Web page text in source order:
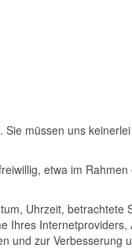
müssen uns
etwa im
Uhrzeit,
und zur Verbesserung